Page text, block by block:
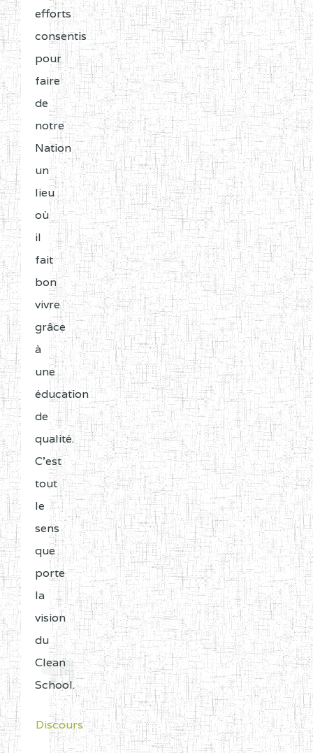
efforts
consentis
pour
faire
de
notre
Nation
un
lieu
où
il
fait
bon
vivre
grâce
à
une
éducation
de
qualité.
C'est
tout
le
sens
que
porte
la
vision
du
Clean
School.
Discours